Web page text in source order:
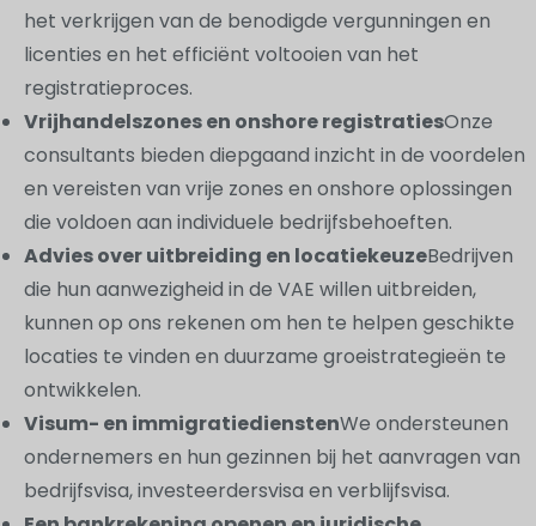
het verkrijgen van de benodigde vergunningen en
licenties en het efficiënt voltooien van het
registratieproces.
Vrijhandelszones en onshore registratiesOnze
consultants bieden diepgaand inzicht in de voordelen
en vereisten van vrije zones en onshore oplossingen
die voldoen aan individuele bedrijfsbehoeften.
Advies over uitbreiding en locatiekeuzeBedrijven
die hun aanwezigheid in de VAE willen uitbreiden,
kunnen op ons rekenen om hen te helpen geschikte
locaties te vinden en duurzame groeistrategieën te
ontwikkelen.
Visum- en immigratiedienstenWe ondersteunen
ondernemers en hun gezinnen bij het aanvragen van
bedrijfsvisa, investeerdersvisa en verblijfsvisa.